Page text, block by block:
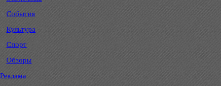
События
Культура
Спорт
Обзоры
Реклама